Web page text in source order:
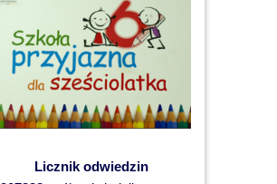
Licznik odwiedzin